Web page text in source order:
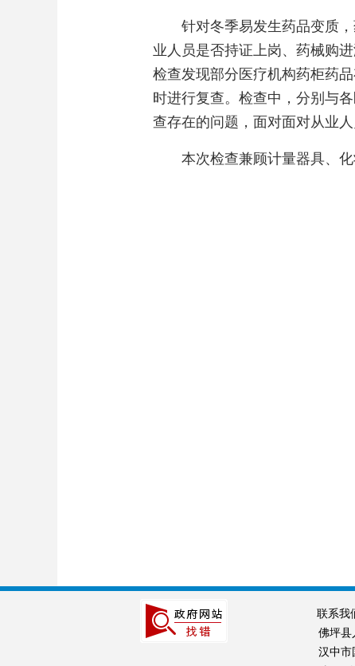
针对冬季易发生药品变质
业人员是否持证上岗、药械购
检查发现部分医疗机构药柜药
时进行复查。检查中，分别与
查存在的问题，面对面对从业
本次检查兼顾计量器具、
联系我
佛坪县
汉中市